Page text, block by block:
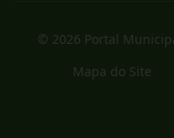
© 2026 Portal
Mapa do Site